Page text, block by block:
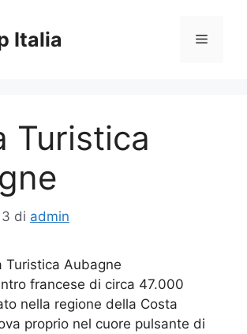
Italia Menu
Turistica
di admin
francese di circa 47.000
nella regione della Costa
proprio nel cuore pulsante di